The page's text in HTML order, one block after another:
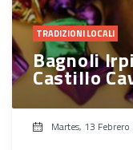
TRADIZIONI LOCALI
Bagnoli
Castillo
Martes, 13